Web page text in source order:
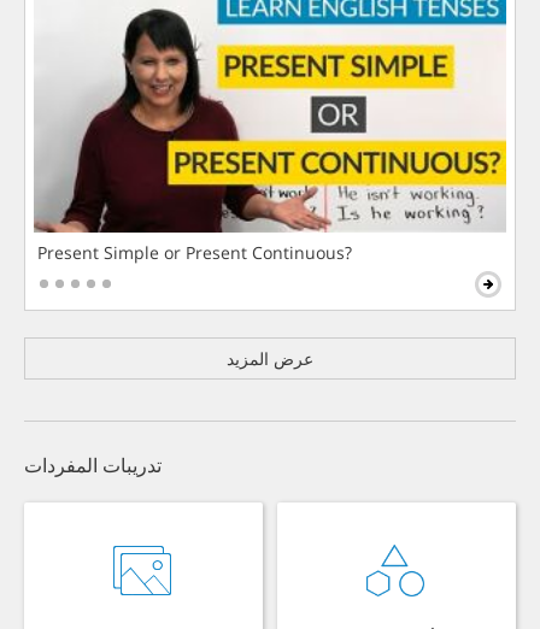
Present Simple or Present Continuous?
عرض المزيد
تدريبات المفردات